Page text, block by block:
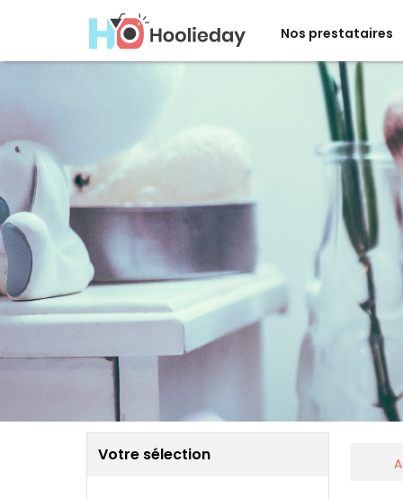
Nos prestataires
Votre sélection